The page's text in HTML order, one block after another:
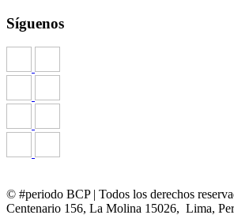
Síguenos
© #periodo BCP | Todos los derechos
Centenario 156, La Molina 15026, Lima,